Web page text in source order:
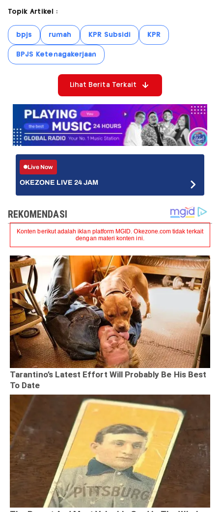
Topik Artikel :
bpjs rumah KPR Subsidi KPR
BPJS Ketenagakerjaan
Lihat Berita Terkait
Live Now
OKEZONE LIVE 24 JAM